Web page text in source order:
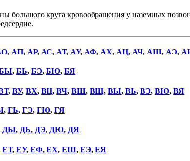
круга кровообращения у наземных
, АП, АР, АС, АТ, АУ, АФ, АХ, АЦ, АЧ, АШ, АЭ,
, БЬ, БЭ, БЮ, БЯ
, ВУ, ВХ, ВЦ, ВЧ, ВШ, ВЩ, ВЫ, ВЬ, ВЭ, ВЮ, ВЯ
, ГЬ, ГЭ, ГЮ, ГЯ
ДЫ, ДЬ, ДЭ, ДЮ, ДЯ
ЕТ, ЕУ, ЕФ, ЕХ, ЕШ, ЕЭ, ЕЯ